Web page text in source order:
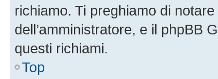
richiamo. Ti preghiamo di
dell’amministratore, e il phpBB
questi richiami.
Top